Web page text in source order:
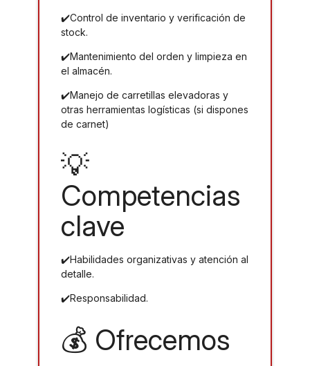
✔️Control de inventario y verificación de
stock.
✔️Mantenimiento del orden y limpieza en
el almacén.
✔️Manejo de carretillas elevadoras y
otras herramientas logísticas (si dispones
de carnet)
💡
Competencias
clave
✔️Habilidades organizativas y atención al
detalle.
✔️Responsabilidad.
💰 Ofrecemos